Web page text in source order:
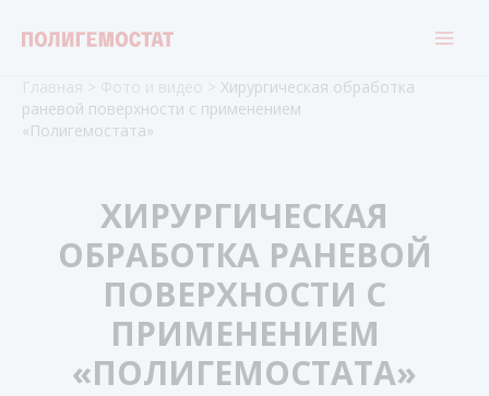
содержимому
Хирургическая обработка
раневой поверхности с применением
«Полигемостата»
ХИРУРГИЧЕСКАЯ
ОБРАБОТКА РАНЕВОЙ
ПОВЕРХНОСТИ С
ПРИМЕНЕНИЕМ
«ПОЛИГЕМОСТАТА»